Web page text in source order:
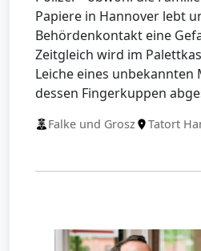
Papiere in Hannover lebt
Behördenkontakt eine
Zeitgleich wird im
Leiche eines
dessen Fingerkuppen
Falke und Grosz Tatort